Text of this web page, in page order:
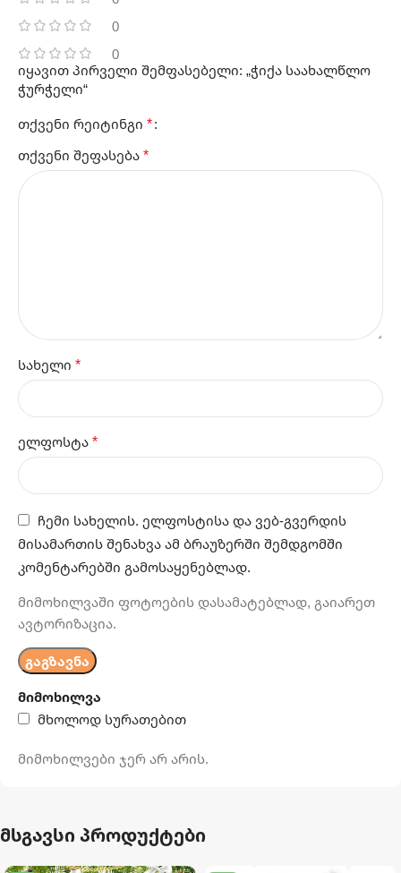
0
0
მიმოხილვა
მხოლოდ სურათებით
მიმოხილვები ჯერ არ არის.
იყავით პირველი შემფასებელი: „ჭიქა საახალწლო
ჭურჭელი“
თქვენი რეიტინგი *
თქვენი შეფასება *
სახელი *
ელფოსტა *
ჩემი სახელის. ელფოსტისა და ვებ-გვერდის
მისამართის შენახვა ამ ბრაუზერში შემდგომში
კომენტარებში გამოსაყენებლად.
მიმოხილვაში ფოტოების დასამატებლად, გაიარეთ
ავტორიზაცია.
მსგავსი პროდუქტები